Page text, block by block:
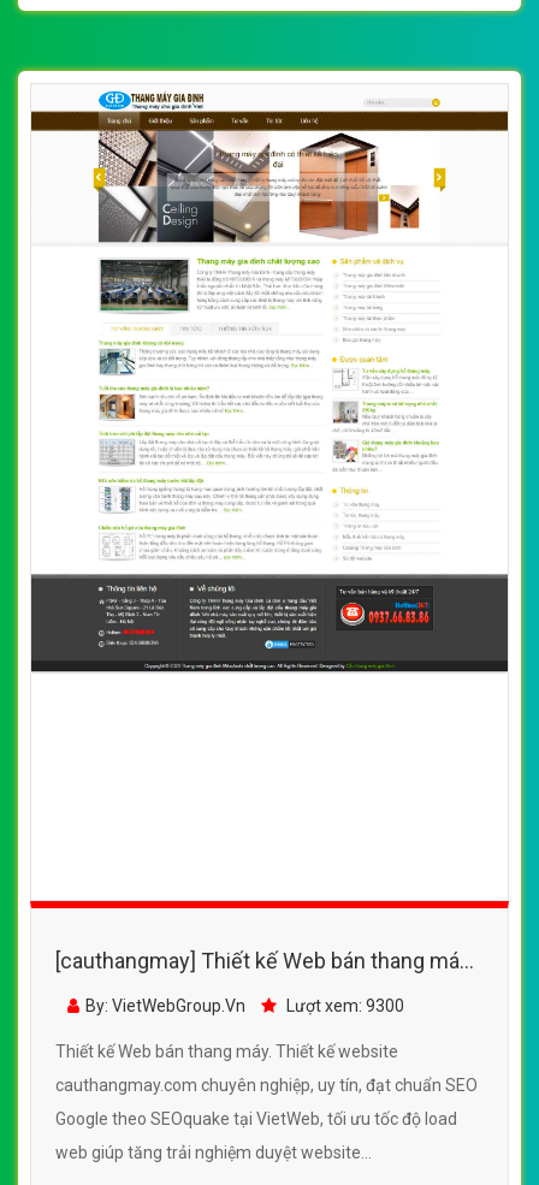
[cauthangmay] Thiết kế Web bán thang máy -
cauthangmay.com
By: VietWebGroup.Vn Lượt xem: 9300
Thiết kế Web bán thang máy. Thiết kế website
cauthangmay.com chuyên nghiệp, uy tín, đạt chuẩn SEO
Google theo SEOquake tại VietWeb, tối ưu tốc độ load
web giúp tăng trải nghiệm duyệt website